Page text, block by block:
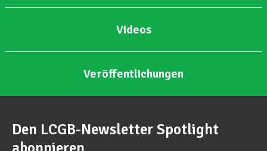
Mitglied werden
Aktuell
Videos
Veröffentlichungen
Den LCGB-Newsletter Spotlight